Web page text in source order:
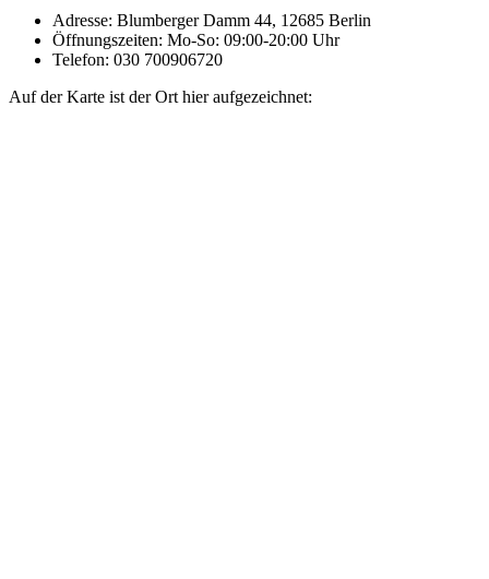
Adresse: Blumberger Damm 44, 12685 Berlin
Öffnungszeiten: Mo-So: 09:00-20:00 Uhr
Telefon: 030 700906720
Auf der Karte ist der Ort hier aufgezeichnet: